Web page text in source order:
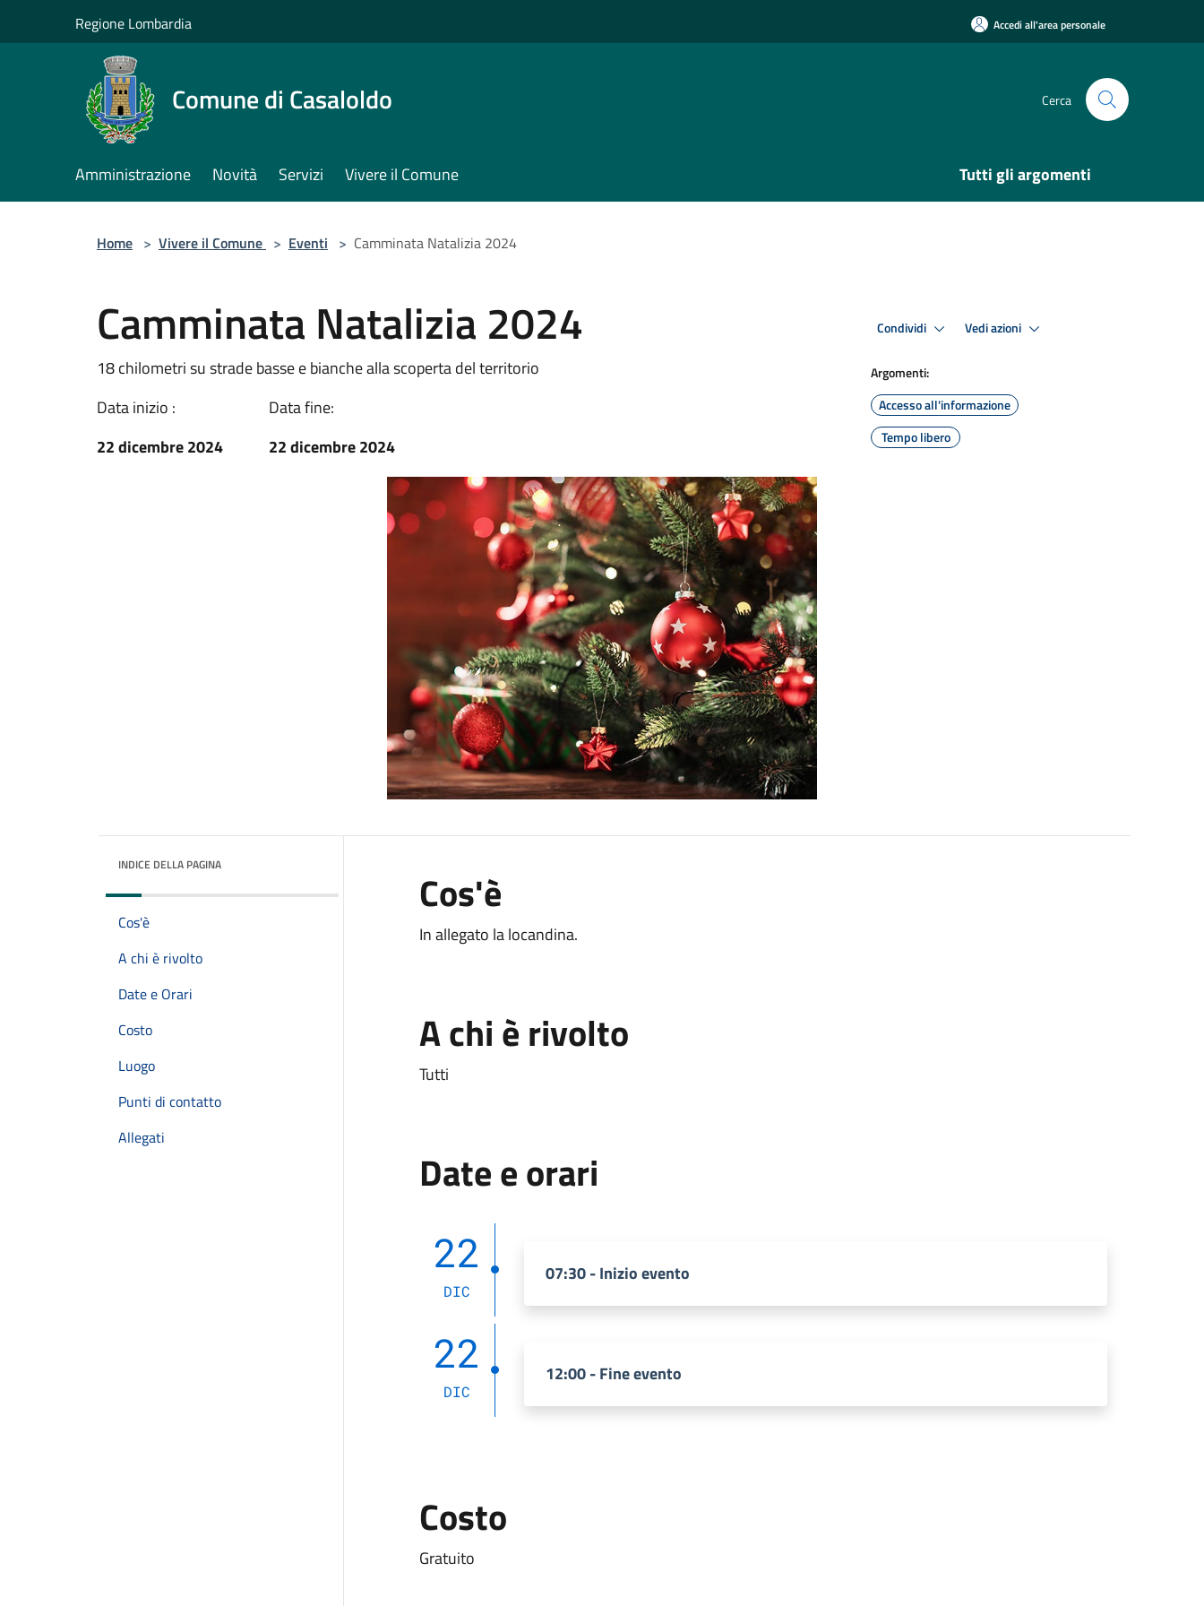
Regione Lombardia Accedi all'area personale
Comune di Casaloldo Cerca
Amministrazione Novità Servizi Vivere il Comune Tutti gli argomenti
Home > Vivere il Comune > Eventi > Camminata Natalizia 2024
Camminata Natalizia 2024
18 chilometri su strade basse e bianche alla scoperta del territorio
Data inizio :
22 dicembre 2024
Data fine:
22 dicembre 2024
Condividi Vedi azioni
Argomenti:
Accesso all'informazione
Tempo libero
INDICE DELLA PAGINA
Cos'è
A chi è rivolto
Date e Orari
Costo
Luogo
Punti di contatto
Allegati
Cos'è
In allegato la locandina.
A chi è rivolto
Tutti
Date e orari
22
DIC
07:30 - Inizio evento
22
DIC
12:00 - Fine evento
Costo
Gratuito